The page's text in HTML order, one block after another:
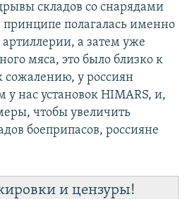
складов со снарядами
полагалась именно
артиллерии, а затем уже
мяса, это было близко к
сожалению, у россиян
у нас установок HIMARS, и,
чтобы увеличить
боеприпасов, россияне
и цензуры!